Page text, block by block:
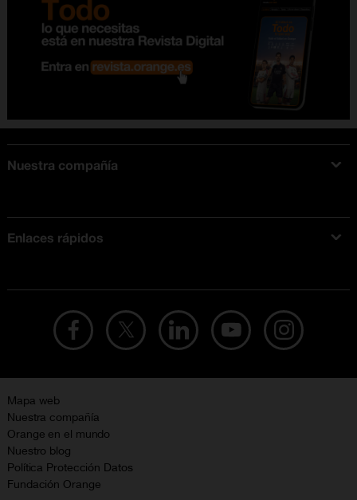
Nuestra compañía
Enlaces rápidos
Mapa web
Nuestra compañía
Orange en el mundo
Nuestro blog
Política Protección Datos
Fundación Orange